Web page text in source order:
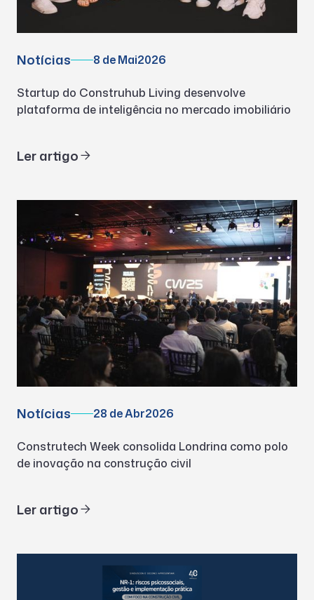
Notícias 8 de Mai2026
Startup do Construhub Living desenvolve
plataforma de inteligência no mercado imobiliário
Ler artigo
Notícias 28 de Abr2026
Construtech Week consolida Londrina como polo
de inovação na construção civil
Ler artigo